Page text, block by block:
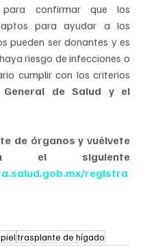
para confirmar que los
para ayudar a los
pueden ser donantes y es
riesgo de infecciones o
cumplir con los criterios
General de Salud y el
de órganos y vuélvete
el siguiente
registra
trasplante de hígado